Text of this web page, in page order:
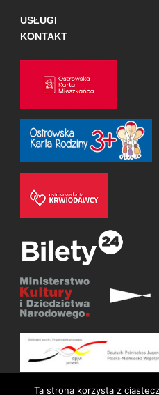
USŁUGI
KONTAKT
Ta strona korzysta z